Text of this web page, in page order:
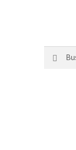
por: